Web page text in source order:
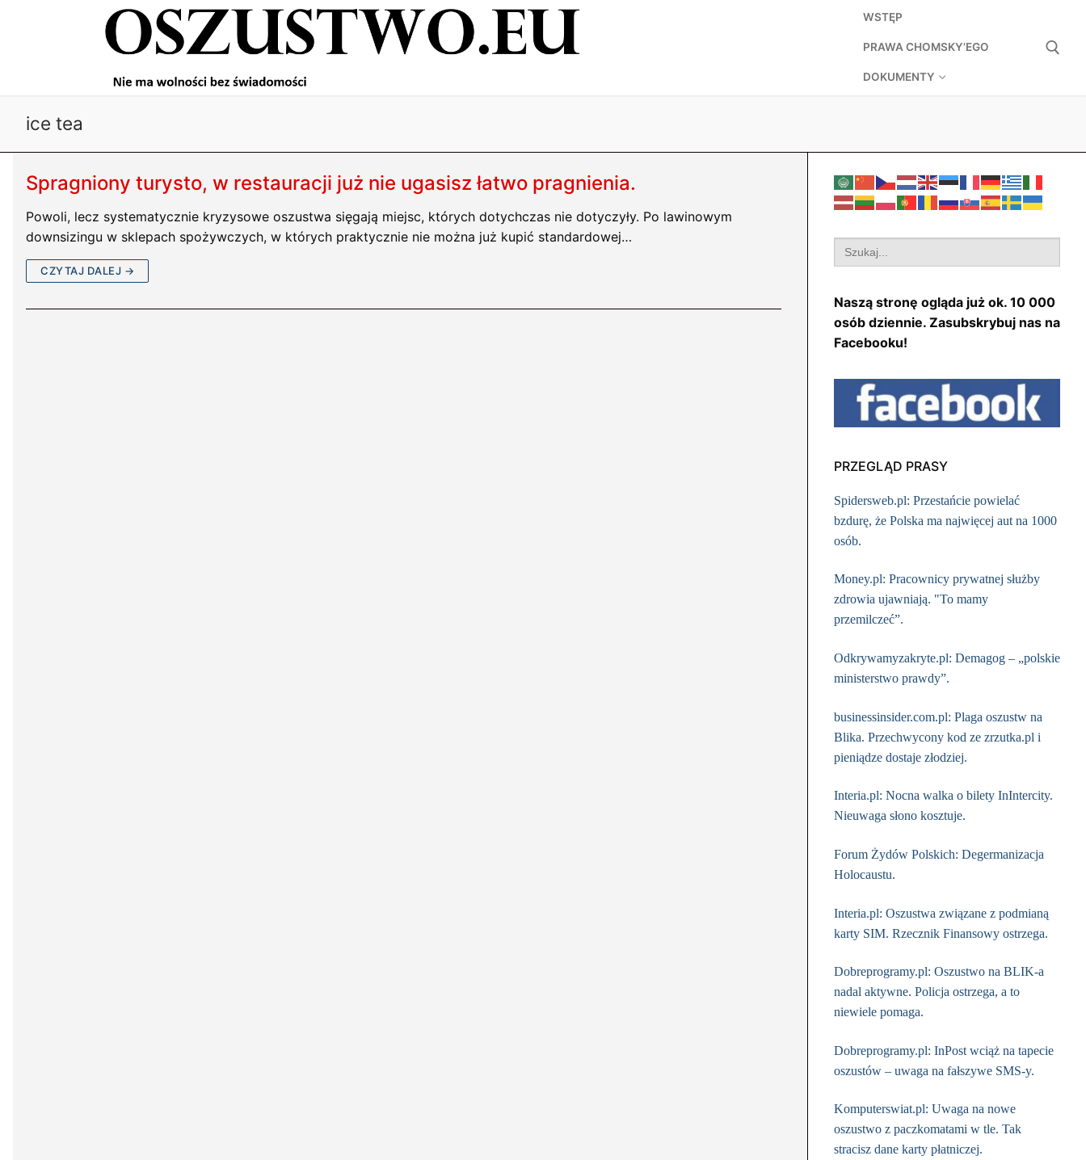
WSTĘP
PRAWA CHOMSKY’EGO
DOKUMENTY
ice tea
Spragniony turysto, w restauracji już nie ugasisz łatwo pragnienia.
Powoli, lecz systematycznie kryzysowe oszustwa sięgają miejsc, których dotychczas nie dotyczyły. Po lawinowym
downsizingu w sklepach spożywczych, w których praktycznie nie można już kupić standardowej…
CZYTAJ DALEJ →
Search
for:
Naszą stronę ogląda już ok. 10 000
osób dziennie. Zasubskrybuj nas na
Facebooku!
PRZEGLĄD PRASY
Spidersweb.pl: Przestańcie powielać
bzdurę, że Polska ma najwięcej aut na 1000
osób.
Money.pl: Pracownicy prywatnej służby
zdrowia ujawniają. "To mamy
przemilczeć”.
Odkrywamyzakryte.pl: Demagog – „polskie
ministerstwo prawdy”.
businessinsider.com.pl: Plaga oszustw na
Blika. Przechwycony kod ze zrzutka.pl i
pieniądze dostaje złodziej.
Interia.pl: Nocna walka o bilety InIntercity.
Nieuwaga słono kosztuje.
Forum Żydów Polskich: Degermanizacja
Holocaustu.
Interia.pl: Oszustwa związane z podmianą
karty SIM. Rzecznik Finansowy ostrzega.
Dobreprogramy.pl: Oszustwo na BLIK-a
nadal aktywne. Policja ostrzega, a to
niewiele pomaga.
Dobreprogramy.pl: InPost wciąż na tapecie
oszustów – uwaga na fałszywe SMS-y.
Komputerswiat.pl: Uwaga na nowe
oszustwo z paczkomatami w tle. Tak
stracisz dane karty płatniczej.